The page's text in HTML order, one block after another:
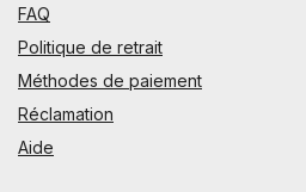
FAQ
Politique de retrait
Méthodes de paiement
Réclamation
Aide